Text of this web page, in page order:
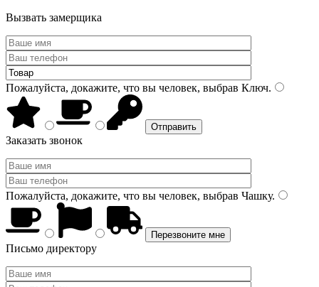
Вызвать замерщика
Пожалуйста, докажите, что вы человек, выбрав Ключ.
Заказать звонок
Пожалуйста, докажите, что вы человек, выбрав Чашку.
Письмо директору